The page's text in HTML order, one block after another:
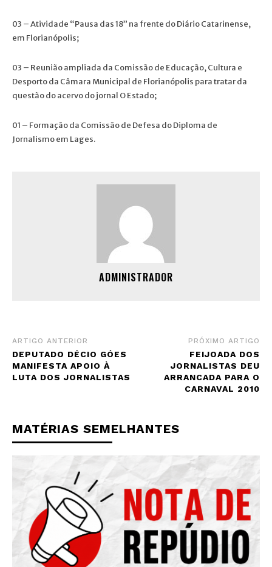
03 – Atividade “Pausa das 18” na frente do Diário Catarinense,
em Florianópolis;
03 – Reunião ampliada da Comissão de Educação, Cultura e
Desporto da Câmara Municipal de Florianópolis para tratar da
questão do acervo do jornal O Estado;
01 – Formação da Comissão de Defesa do Diploma de
Jornalismo em Lages.
ADMINISTRADOR
ARTIGO ANTERIOR
DEPUTADO DÉCIO GÓES
MANIFESTA APOIO À
LUTA DOS JORNALISTAS
PRÓXIMO ARTIGO
FEIJOADA DOS
JORNALISTAS DEU
ARRANCADA PARA O
CARNAVAL 2010
MATÉRIAS SEMELHANTES